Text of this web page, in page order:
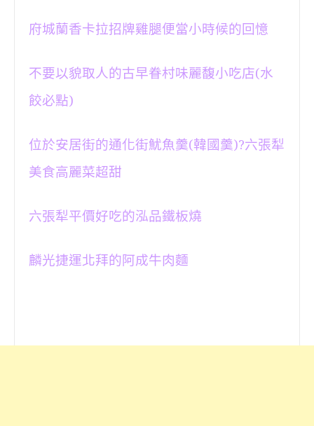
府城蘭香卡拉招牌雞腿便當小時候的回憶
不要以貌取人的古早眷村味麗馥小吃店(水
餃必點)
位於安居街的通化街魷魚羹(韓國羹)?六張犁
美食高麗菜超甜
六張犁平價好吃的泓品鐵板燒
麟光捷運北拜的阿成牛肉麵